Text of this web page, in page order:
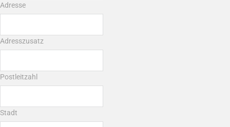
Adresse
Adresszusatz
Postleitzahl
Stadt